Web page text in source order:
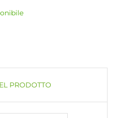
PRODOTTO